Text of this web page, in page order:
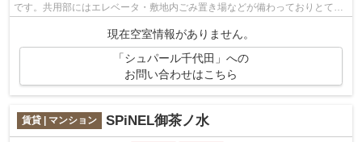
です。共用部にはエレベータ・敷地内ごみ置き場などが備わっておりとても
充実しています。初期費用のカード...
現在空室情報がありません。
「シュパール千代田」への
お問い合わせはこちら
賃貸 | マンション SPiNEL御茶ノ水